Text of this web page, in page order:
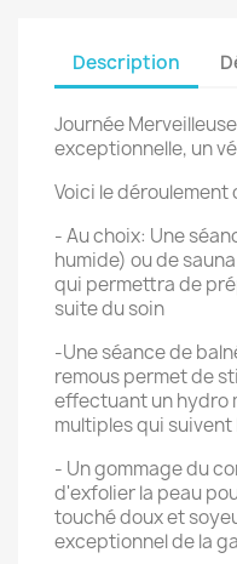
Description
Journée
exceptionnelle, un
Voici le
- Au choix: Une
humide) ou de
qui permettra de
suite du soin
-Une séance de
remous permet de
effectuant un hydro
multiples qui
- Un gommage du
d'exfolier la peau
touché doux et
exceptionnel de la